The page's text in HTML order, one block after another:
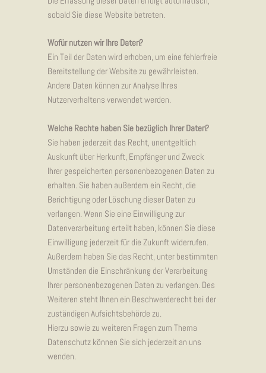
sobald Sie diese Website betreten.
Wofür nutzen wir Ihre Daten?
Ein Teil der Daten wird erhoben, um eine fehlerfreie
Bereitstellung der Website zu gewährleisten.
Andere Daten können zur Analyse Ihres
Nutzerverhaltens verwendet werden.
Welche Rechte haben Sie bezüglich Ihrer Daten?
Sie haben jederzeit das Recht, unentgeltlich
Auskunft über Herkunft, Empfänger und Zweck
Ihrer gespeicherten personenbezogenen Daten zu
erhalten. Sie haben außerdem ein Recht, die
Berichtigung oder Löschung dieser Daten zu
verlangen. Wenn Sie eine Einwilligung zur
Datenverarbeitung erteilt haben, können Sie diese
Einwilligung jederzeit für die Zukunft widerrufen.
Außerdem haben Sie das Recht, unter bestimmten
Umständen die Einschränkung der Verarbeitung
Ihrer personenbezogenen Daten zu verlangen. Des
Weiteren steht Ihnen ein Beschwerderecht bei der
zuständigen Aufsichtsbehörde zu.
Hierzu sowie zu weiteren Fragen zum Thema
Datenschutz können Sie sich jederzeit an uns
wenden.